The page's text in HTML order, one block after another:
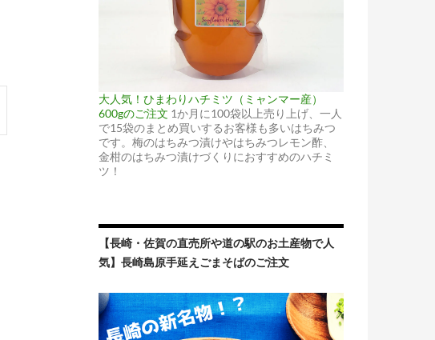
大人気！ひまわりハチミツ（ミャンマー産）
600gのご注文 1か月に100袋以上売り上げ、一人
で15袋のまとめ買いするお客様も多いはちみつ
です。梅のはちみつ漬けやはちみつレモン酢、
金柑のはちみつ漬けづくりにおすすめのハチミ
ツ！
【長崎・佐賀の直売所や道の駅のお土産物で人
気】長崎島原手延えごまそばのご注文